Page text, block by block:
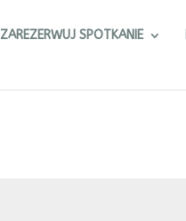
ZAREZERWUJ SPOTKANIE